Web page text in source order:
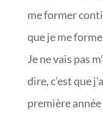
me former
que je me
Je ne vais pas
dire, c’est que
première